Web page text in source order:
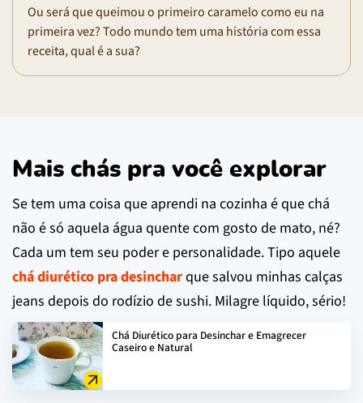
Ou será que queimou o primeiro caramelo como eu na
primeira vez? Todo mundo tem uma história com essa
receita, qual é a sua?
Mais chás pra você explorar
Se tem uma coisa que aprendi na cozinha é que chá
não é só aquela água quente com gosto de mato, né?
Cada um tem seu poder e personalidade. Tipo aquele
chá diurético pra desincharque salvou minhas calças
jeans depois do rodízio de sushi. Milagre líquido, sério!
Chá Diurético para Desinchar e Emagrecer
Caseiro e Natural